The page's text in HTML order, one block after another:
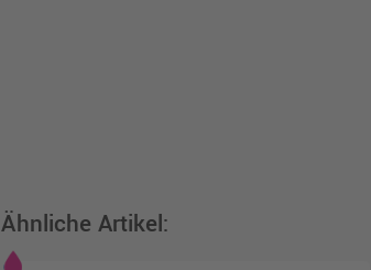
Ähnliche Artikel: